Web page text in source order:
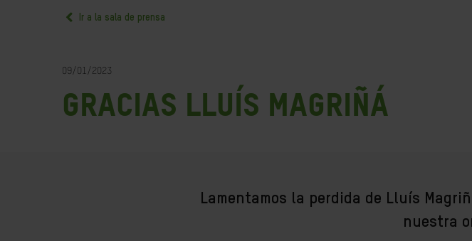
Ir a la sala de prensa
09/01/2023
Gracias Lluís Magriñá
Lamentamos la perdida de Lluís
nuestra